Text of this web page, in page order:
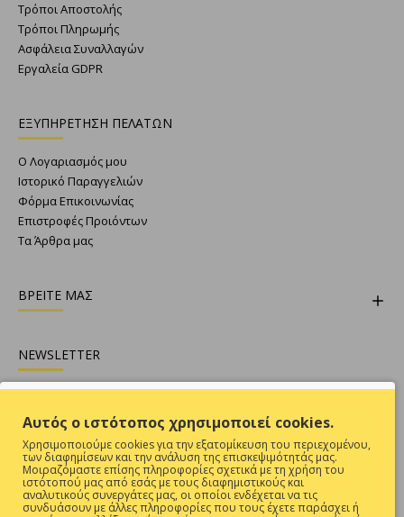
Τρόποι Αποστολής
Τρόποι Πληρωμής
Ασφάλεια Συναλλαγών
Εργαλεία GDPR
ΕΞΥΠΗΡΕΤΗΣΗ ΠΕΛΑΤΩΝ
Ο Λογαριασμός μου
Ιστορικό Παραγγελιών
Φόρμα Επικοινωνίας
Επιστροφές Προιόντων
Τα Άρθρα μας
ΒΡΕΙΤΕ ΜΑΣ
NEWSLETTER
Θες να είσαι ενήμερος για όλες τις προσφορές ;
Εγγραφή
Συμπληρώστε την επαλήθευση captcha παρακάτω
Αυτός ο ιστότοπος χρησιμοποιεί cookies.
Χρησιμοποιούμε cookies για την εξατομίκευση του περιεχομένου,
των διαφημίσεων και την ανάλυση της επισκεψιμότητάς μας.
Μοιραζόμαστε επίσης πληροφορίες σχετικά με τη χρήση του
ιστότοπού μας από εσάς με τους διαφημιστικούς και
αναλυτικούς συνεργάτες μας, οι οποίοι ενδέχεται να τις
συνδυάσουν με άλλες πληροφορίες που τους έχετε παράσχει ή